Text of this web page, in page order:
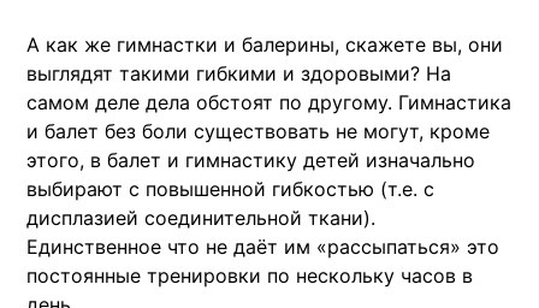
А как же гимнастки и балерины, скажете вы, они
выглядят такими гибкими и здоровыми? На
самом деле дела обстоят по другому. Гимнастика
и балет без боли существовать не могут, кроме
этого, в балет и гимнастику детей изначально
выбирают с повышенной гибкостью (т.е. с
дисплазией соединительной ткани).
Единственное что не даёт им «рассыпаться» это
постоянные тренировки по нескольку часов в